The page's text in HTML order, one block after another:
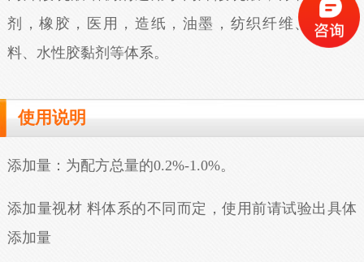
剂，橡胶，医用，造纸，油墨，纺织纤维、水性涂
料、水性胶黏剂等体系。
使用说明
添加量：为配方总量的0.2%-1.0%。
添加量视材 料体系的不同而定，使用前请试验出具体
添加量